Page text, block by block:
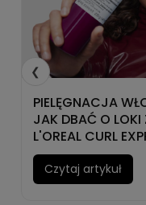
❮
PIELĘGNACJA
JAK DBAĆ O LOKI
L'OREAL CURL
Czytaj artykuł